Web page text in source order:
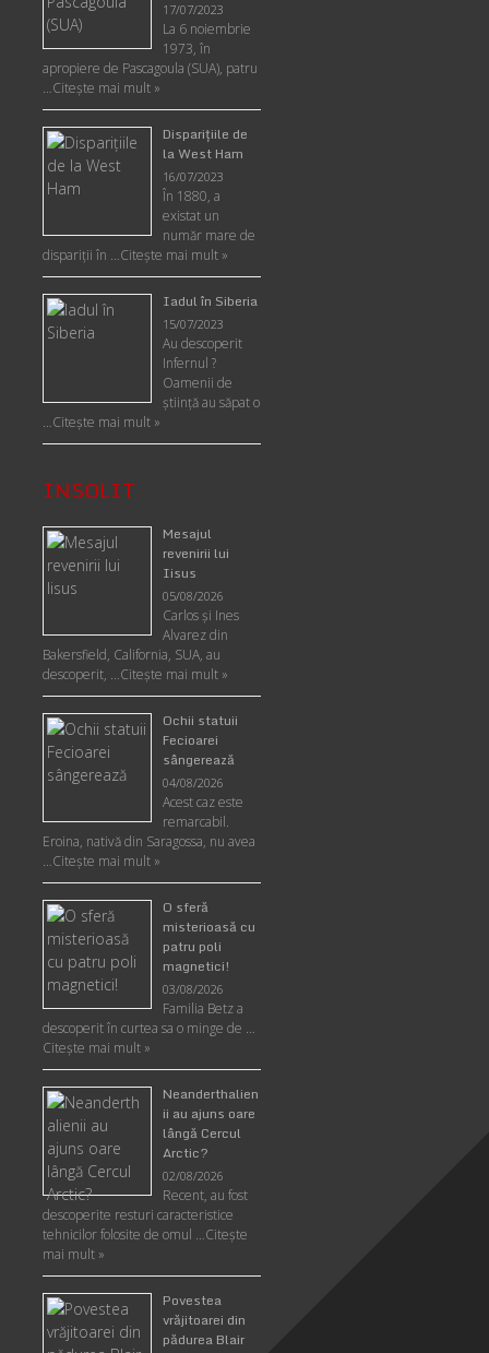
17/07/2023
La 6 noiembrie
1973, în
apropiere de Pascagoula (SUA), patru
…Citește mai mult »
Disparițiile de
la West Ham
16/07/2023
În 1880, a
existat un
număr mare de
dispariții în …Citește mai mult »
Iadul în Siberia
15/07/2023
Au descoperit
Infernul ?
Oamenii de
ştiinţă au săpat o
…Citește mai mult »
INSOLIT
Mesajul
revenirii lui
Iisus
05/08/2026
Carlos şi Ines
Alvarez din
Bakersfield, California, SUA, au
descoperit, …Citeşte mai mult »
Ochii statuii
Fecioarei
sângerează
04/08/2026
Acest caz este
remarcabil.
Eroina, nativă din Saragossa, nu avea
…Citeşte mai mult »
O sferă
misterioasă cu
patru poli
magnetici!
03/08/2026
Familia Betz a
descoperit în curtea sa o minge de …
Citeşte mai mult »
Neanderthalien
ii au ajuns oare
lângă Cercul
Arctic?
02/08/2026
Recent, au fost
descoperite resturi caracteristice
tehnicilor folosite de omul …Citeşte
mai mult »
Povestea
vrăjitoarei din
pădurea Blair